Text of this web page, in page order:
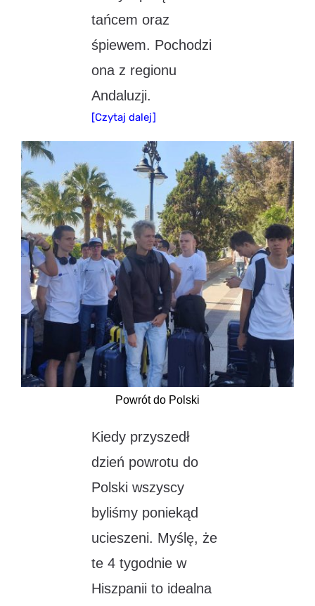
tańcem oraz
śpiewem. Pochodzi
ona z regionu
Andaluzji.
[Czytaj dalej]
Powrót do Polski
Kiedy przyszedł
dzień powrotu do
Polski wszyscy
byliśmy poniekąd
ucieszeni. Myślę, że
te 4 tygodnie w
Hiszpanii to idealna